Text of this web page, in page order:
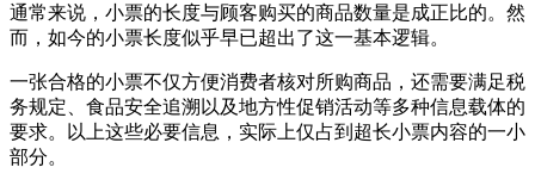
通常来说，小票的长度与顾客购买的商品数量是成正比的。然
而，如今的小票长度似乎早已超出了这一基本逻辑。
一张合格的小票不仅方便消费者核对所购商品，还需要满足税
务规定、食品安全追溯以及地方性促销活动等多种信息载体的
要求。以上这些必要信息，实际上仅占到超长小票内容的一小
部分。